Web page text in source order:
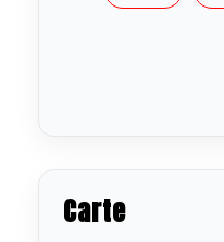
Carte